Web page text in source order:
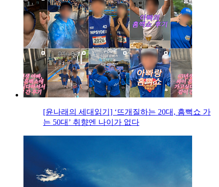
[윤나래의 세대읽기] ‘뜨개질하는 20대, 흠뻑쇼 가
는 50대’ 취향엔 나이가 없다